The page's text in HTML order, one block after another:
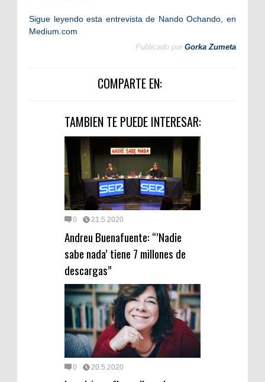
Sigue leyendo esta entrevista de Nando Ochando, en
Medium.com
Publicado por Gorka Zumeta
COMPARTE EN:
TAMBIEN TE PUEDE INTERESAR:
0 21.5.2020
Andreu Buenafuente: “’Nadie
sabe nada’ tiene 7 millones de
descargas”
0 20.5.2020